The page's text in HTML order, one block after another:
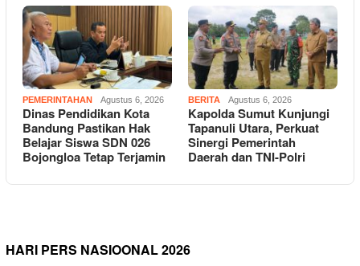
PEMERINTAHAN Agustus 6, 2026
Dinas Pendidikan Kota
Bandung Pastikan Hak
Belajar Siswa SDN 026
Bojongloa Tetap Terjamin
BERITA Agustus 6, 2026
Kapolda Sumut Kunjungi
Tapanuli Utara, Perkuat
Sinergi Pemerintah
Daerah dan TNI-Polri
HARI PERS NASIOONAL 2026